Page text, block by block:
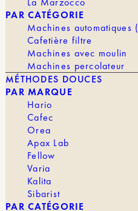
PAR CATÉGORIE
Machines automatiques
Cafetière filtre
Machines avec moulin
Machines percolateur
MÉTHODES DOUCES
PAR MARQUE
Hario
Cafec
Orea
Apax Lab
Fellow
Varia
Kalita
Sibarist
PAR CATÉGORIE
€